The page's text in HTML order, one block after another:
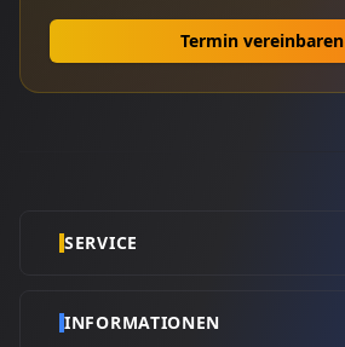
Termin vereinbaren
SERVICE
INFORMATIONEN